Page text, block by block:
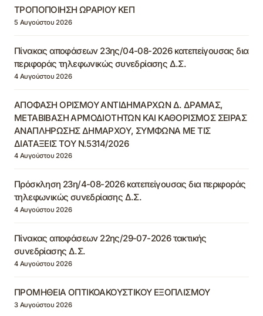
ΤΡΟΠΟΠΟΙΗΣΗ ΩΡΑΡΙΟΥ ΚΕΠ
5 Αυγούστου 2026
Πίνακας αποφάσεων 23ης/04-08-2026 κατεπείγουσας δια
περιφοράς τηλεφωνικώς συνεδρίασης Δ.Σ.
4 Αυγούστου 2026
ΑΠΟΦΑΣΗ ΟΡΙΣΜΟΥ ΑΝΤΙΔΗΜΑΡΧΩΝ Δ. ΔΡΑΜΑΣ,
ΜΕΤΑΒΙΒΑΣΗ ΑΡΜΟΔΙΟΤΗΤΩΝ ΚΑΙ ΚΑΘΟΡΙΣΜΟΣ ΣΕΙΡΑΣ
ΑΝΑΠΛΗΡΩΣΗΣ ΔΗΜΑΡΧΟΥ, ΣΥΜΦΩΝΑ ΜΕ ΤΙΣ
ΔΙΑΤΑΞΕΙΣ ΤΟΥ Ν.5314/2026
4 Αυγούστου 2026
Πρόσκληση 23η/4-08-2026 κατεπείγουσας δια περιφοράς
τηλεφωνικώς συνεδρίασης Δ.Σ.
4 Αυγούστου 2026
Πίνακας αποφάσεων 22ης/29-07-2026 τακτικής
συνεδρίασης Δ.Σ.
4 Αυγούστου 2026
ΠΡΟΜΗΘΕΙΑ ΟΠΤΙΚΟΑΚΟΥΣΤΙΚΟΥ ΕΞΟΠΛΙΣΜΟΥ
3 Αυγούστου 2026